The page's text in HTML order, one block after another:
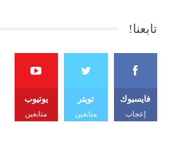
تابعنا!
فايسبوك
إعجاب
تويتر
متابعين
يوتيوب
متابعين